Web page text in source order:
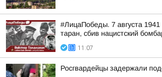
#ЛицаПобеды. 7 августа
таран, сбив нацистский
11:07
Росгвардейцы задержали